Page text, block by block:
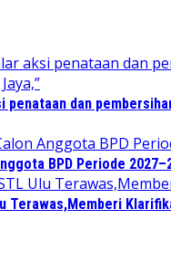
dan
BPD Periode
Terawas,Memberi